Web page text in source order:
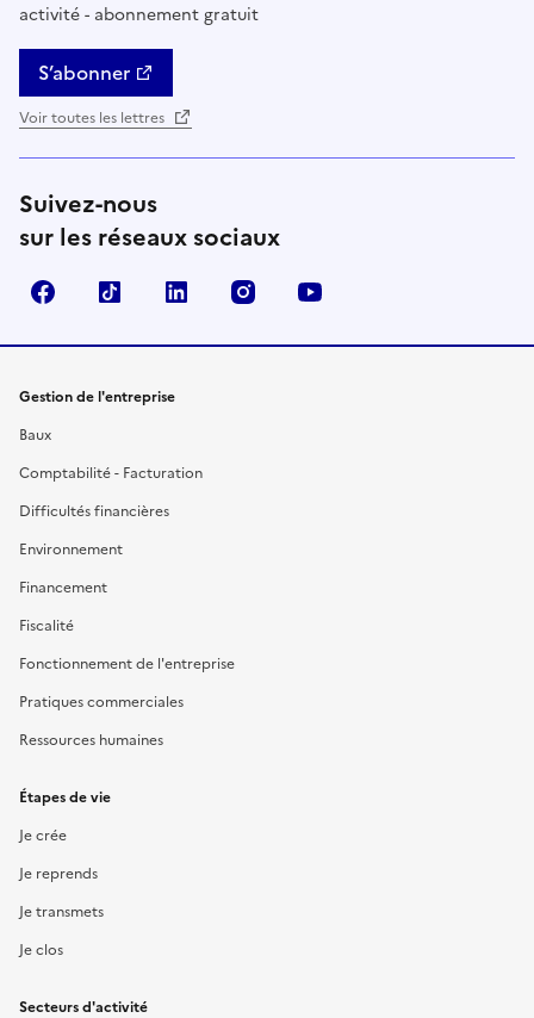
activité - abonnement gratuit
S’abonner
Voir toutes les lettres
Suivez-nous
sur les réseaux sociaux
FacebookTikTok Linkedin Instagram
Gestion de l'entreprise
Baux
Comptabilité - Facturation
Difficultés financières
Environnement
Financement
Fiscalité
Fonctionnement de l'entreprise
Pratiques commerciales
Ressources humaines
Étapes de vie
Je crée
Je reprends
Je transmets
Je clos
Secteurs d'activité